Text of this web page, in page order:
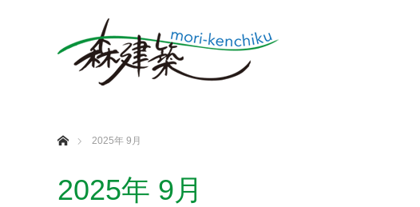
2025年 9月
2025年 9月